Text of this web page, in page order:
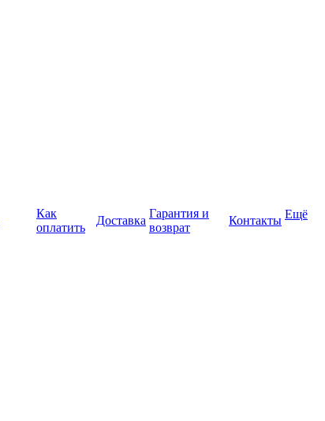
Как
оплатить
Доставка
Гарантия и
возврат
Контакты Ещё